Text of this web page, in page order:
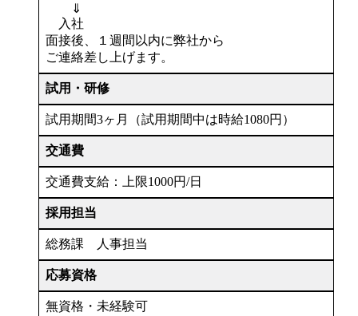
⇓
入社
面接後、１週間以内に弊社から
ご連絡差し上げます。
試用・研修
試用期間3ヶ月（試用期間中は時給1080円）
交通費
交通費支給：上限1000円/日
採用担当
総務課 人事担当
応募資格
無資格・未経験可